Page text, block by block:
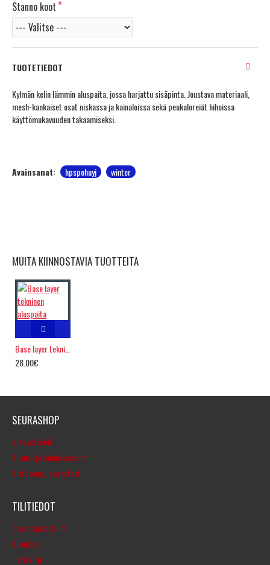
Stanno koot
TUOTETIEDOT
Kylmän kelin lämmin aluspaita, jossa harjattu sisäpinta. Joustava materiaali,
mesh-kankaiset osat niskassa ja kainaloissa sekä peukaloreiät hihoissa
käyttömukavuuden takaamiseksi.
Avainsanat: hpspohuyj winter
MUITA KIINNOSTAVIA TUOTTEITA
28.00€
SEURASHOP
Yhteystiedot
Tilaus- ja toimitusehdot
Tietosuoja ja evästeet
TILITIEDOT
Oma asiakastilini
Tilaukset
Uutiskirje